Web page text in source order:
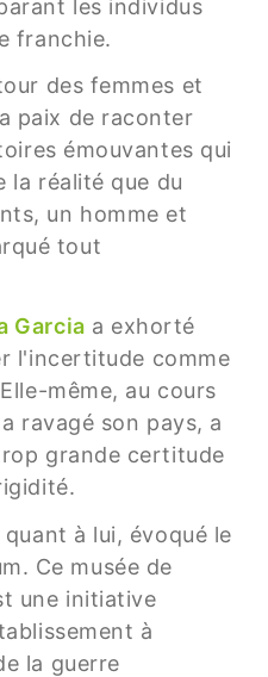
les individus
franchie.
des femmes et
paix de raconter
émouvantes qui
la réalité que du
un homme et
tout
Garcia a exhorté
l'incertitude comme
même, au cours
ravagé son pays, a
grande certitude
quant à lui, évoqué le
Ce musée de
une initiative
à
la guerre